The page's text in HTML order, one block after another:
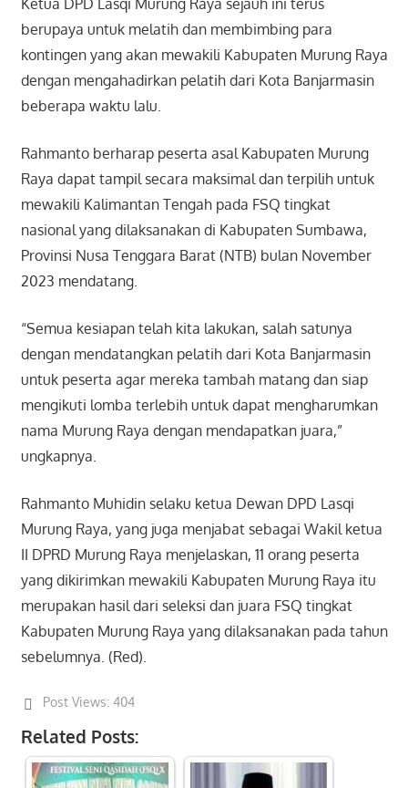
Ketua DPD Lasqi Murung Raya sejauh ini terus
berupaya untuk melatih dan membimbing para
kontingen yang akan mewakili Kabupaten Murung Raya
dengan mengahadirkan pelatih dari Kota Banjarmasin
beberapa waktu lalu.
Rahmanto berharap peserta asal Kabupaten Murung
Raya dapat tampil secara maksimal dan terpilih untuk
mewakili Kalimantan Tengah pada FSQ tingkat
nasional yang dilaksanakan di Kabupaten Sumbawa,
Provinsi Nusa Tenggara Barat (NTB) bulan November
2023 mendatang.
“Semua kesiapan telah kita lakukan, salah satunya
dengan mendatangkan pelatih dari Kota Banjarmasin
untuk peserta agar mereka tambah matang dan siap
mengikuti lomba terlebih untuk dapat mengharumkan
nama Murung Raya dengan mendapatkan juara,”
ungkapnya.
Rahmanto Muhidin selaku ketua Dewan DPD Lasqi
Murung Raya, yang juga menjabat sebagai Wakil ketua
II DPRD Murung Raya menjelaskan, 11 orang peserta
yang dikirimkan mewakili Kabupaten Murung Raya itu
merupakan hasil dari seleksi dan juara FSQ tingkat
Kabupaten Murung Raya yang dilaksanakan pada tahun
sebelumnya. (Red).
Post Views: 404
Related Posts: